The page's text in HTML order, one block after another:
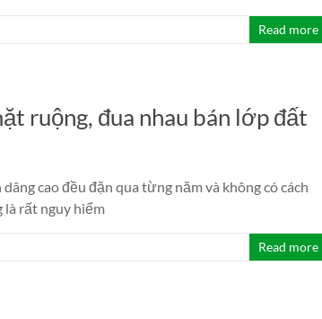
Read more
ruộng, đua nhau bán lớp đất
cao đều đặn qua từng năm và không có cách
là rất nguy hiểm
Read more